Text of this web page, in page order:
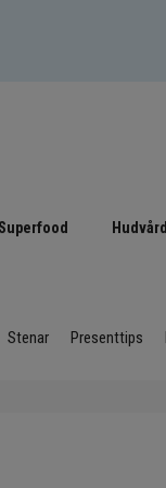
Hudvård
Stenar Presenttips